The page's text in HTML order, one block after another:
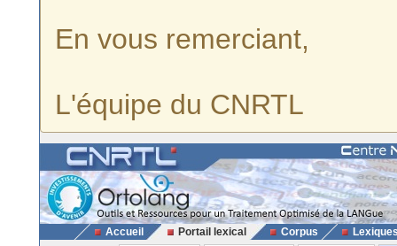
En vous remerciant,
L'équipe du CNRTL
Accueil Portail lexical Corpus